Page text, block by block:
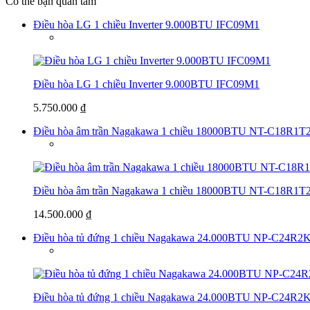
Điều hòa LG 1 chiều Inverter 9.000BTU IFC09M1
Điều hòa LG 1 chiều Inverter 9.000BTU IFC09M1
5.750.000 ₫
Điều hòa âm trần Nagakawa 1 chiều 18000BTU NT-
Điều hòa âm trần Nagakawa 1 chiều 18000BTU NT-
14.500.000 ₫
Điều hòa tủ đứng 1 chiều Nagakawa 24.000BTU NP-
Điều hòa tủ đứng 1 chiều Nagakawa 24.000BTU NP-